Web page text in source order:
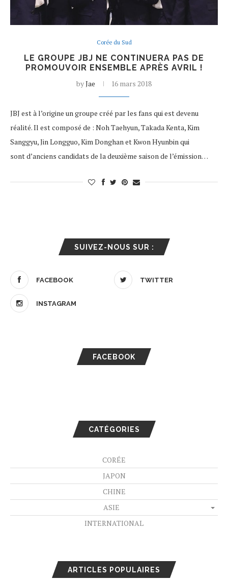
Corée du Sud
LE GROUPE JBJ NE CONTINUERA PAS DE
PROMOUVOIR ENSEMBLE APRÈS AVRIL !
byJae 16 mars 2018
JBJ est à l’origine un groupe créé par les fans qui est devenu
réalité. Il est composé de : Noh Taehyun, Takada Kenta, Kim
Sanggyu, Jin Longguo, Kim Donghan et Kwon Hyunbin qui
sont d’anciens candidats de la deuxième saison de l’émission…
SUIVEZ-NOUS SUR :
FACEBOOK TWITTER
INSTAGRAM
FACEBOOK
CATÉGORIES
CORÉE
JAPON
CHINE
ASIE
INTERNATIONAL
ARTICLES POPULAIRES